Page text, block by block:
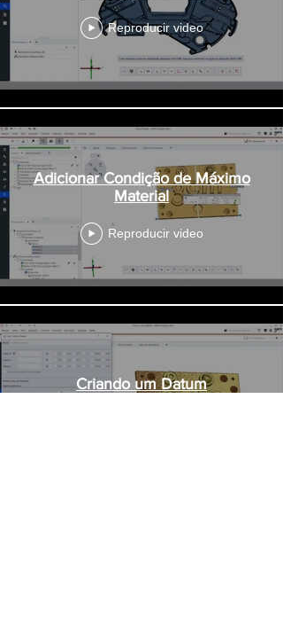
Reproducir video
Adicionar Condição de Máximo
Material
Reproducir video
Criando um Datum